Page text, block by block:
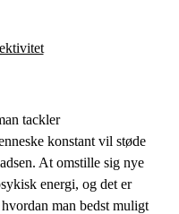
tackler
konstant vil støde
At omstille sig nye
energi, og det er
man bedst muligt